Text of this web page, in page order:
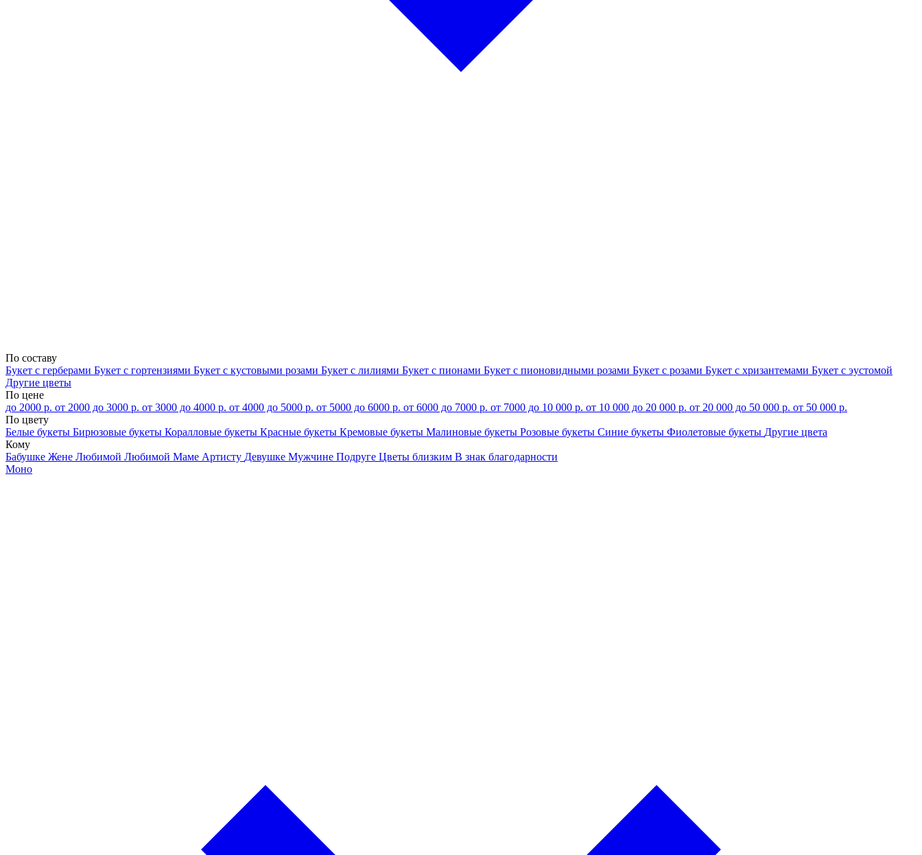
По составу
Букет с герберами Букет с гортензиями Букет с кустовыми розами Букет с лилиями Букет с пионами Букет с пионовидными розами Букет с розами Букет с хризантемами Букет с эустомой
Другие цветы
По цене
до 2000 р. от 2000 до 3000 р. от 3000 до 4000 р. от 4000 до 5000 р. от 5000 до 6000 р. от 6000 до 7000 р. от 7000 до 10 000 р. от 10 000 до 20 000 р. от 20 000 до 50 000 р. от 50 000 р.
По цвету
Белые букеты Бирюзовые букеты Коралловые букеты Красные букеты Кремовые букеты Малиновые букеты Розовые букеты Синие букеты Фиолетовые букеты Другие цвета
Кому
Бабушке Жене Любимой Любимой Маме Артисту Девушке Мужчине Подруге Цветы близким В знак благодарности
Моно